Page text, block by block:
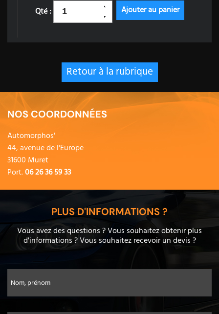
Qté :
Retour à la rubrique
NOS COORDONNÉES
Automorphos'
44, avenue de l'Europe
31600 Muret
Port.06 26 36 59 33
PLUS D'INFORMATIONS ?
Vous avez des questions ? Vous souhaitez obtenir plus
d'informations ? Vous souhaitez recevoir un devis ?
Nom, prénom